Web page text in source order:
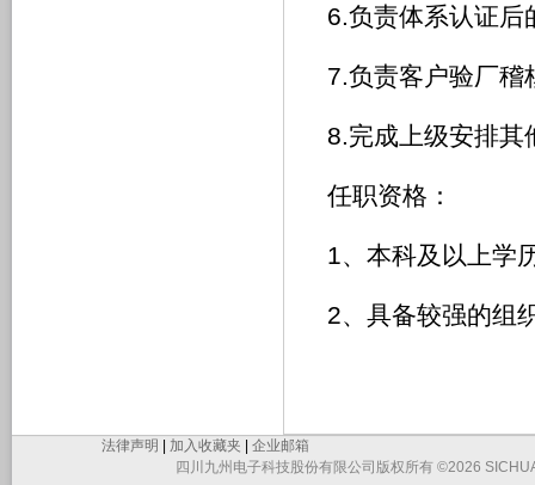
6.负责体系认证后
7.负责客户验厂稽
8.完成上级安排其
任职资格：
1、本科及以上学
2、具备较强的组
法律声明 加入收藏夹
企业邮箱
四川九州电子科技股份有限公司版权所有 ©2026